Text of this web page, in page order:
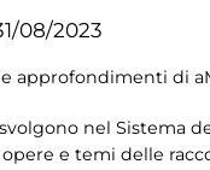
08/2023
approfondimenti di
nel Sistema
e temi delle